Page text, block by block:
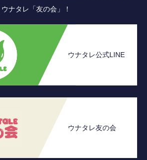
ウナタレ「友の会」！
ウナタレ公式LINE
ウナタレ友の会